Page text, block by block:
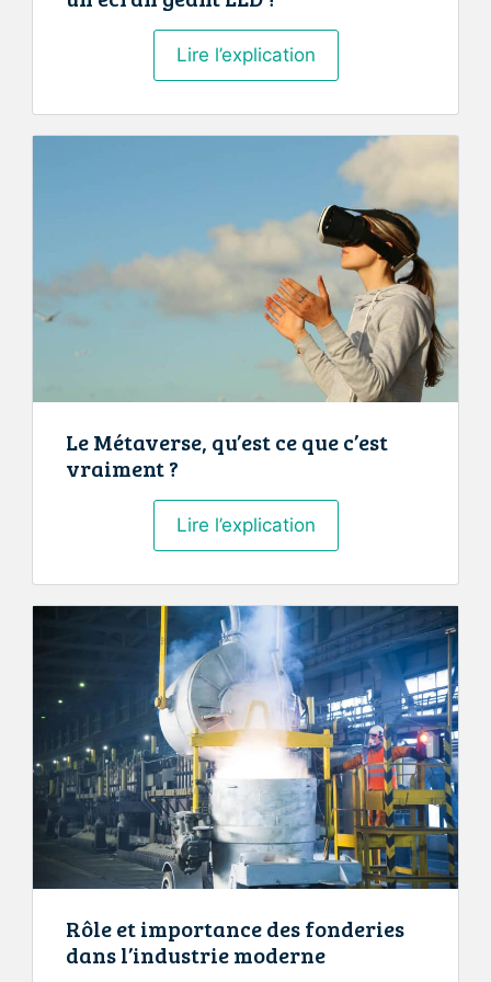
Lire l’explicationComment
installer
et
entretenir
écran
géant
LED
?
Le Métaverse, qu’est ce que c’est
vraiment ?
Lire l’explicationLe
Métaverse,
ce
que
c’est
vraiment
?
Rôle et importance des fonderies
dans l’industrie moderne